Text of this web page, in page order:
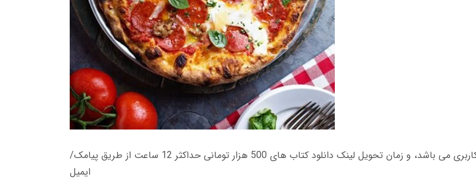
زمان تحویل کتاب های 600 هزار تومانی دانلود فوری از حساب کاربری می باشد، و زمان تحویل لینک دانلود کتاب های 500 هزار تومانی حداکثر 12 ساعت از طریق پیامک/
ایمیل